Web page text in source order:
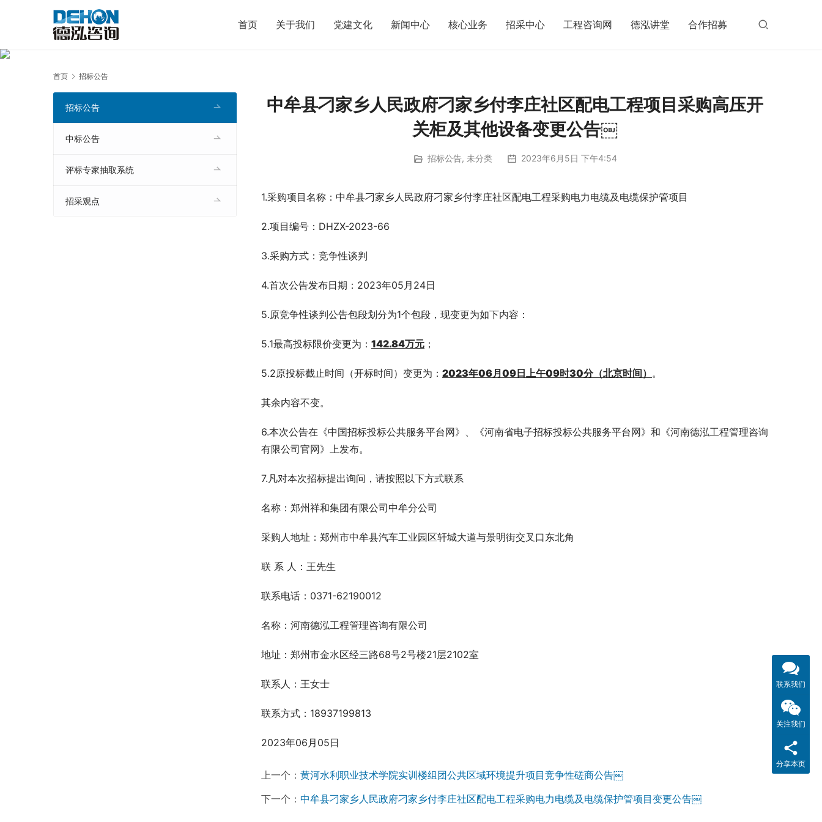
首页 关于我们 党建文化 新闻中心 核心业务 招采中心 工程咨询网 德泓讲堂 合作招募
首页 招标公告
中牟县刁家乡人民政府刁家乡付李庄社区配电工程项目采购高压开
关柜及其他设备变更公告￼
招标公告, 未分类 2023年6月5日 下午4:54
1.采购项目名称：中牟县刁家乡人民政府刁家乡付李庄社区配电工程采购电力电缆及电缆保护管项目
2.项目编号：DHZX-2023-66
3.采购方式：竞争性谈判
4.首次公告发布日期：2023年05月24日
5.原竞争性谈判公告包段划分为1个包段，现变更为如下内容：
5.1最高投标限价变更为： 142.84万元 ；
5.2原投标截止时间（开标时间）变更为： 2023年06月09日上午09时30分（北京时间） 。
其余内容不变。
6.本次公告在《中国招标投标公共服务平台网》、《河南省电子招标投标公共服务平台网》和《河南德泓工程管理咨询
有限公司官网》上发布。
7.凡对本次招标提出询问，请按照以下方式联系
名称：郑州祥和集团有限公司中牟分公司
采购人地址：郑州市中牟县汽车工业园区轩城大道与景明街交叉口东北角
联 系 人：王先生
联系电话：0371-62190012
名称：河南德泓工程管理咨询有限公司
地址：郑州市金水区经三路68号2号楼21层2102室
联系人：王女士
联系方式：18937199813
2023年06月05日
上一个： 黄河水利职业技术学院实训楼组团公共区域环境提升项目竞争性磋商公告￼
下一个： 中牟县刁家乡人民政府刁家乡付李庄社区配电工程采购电力电缆及电缆保护管项目变更公告￼
招标公告
中标公告
评标专家抽取系统
招采观点
联系我们
关注我们
分享本页